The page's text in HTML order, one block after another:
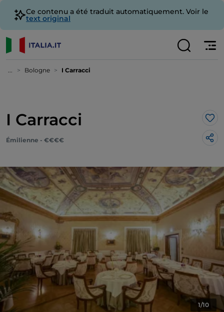
Ce contenu a été traduit automatiquement. Voir le
text original
... Bologne I Carracci
I Carracci
Émilienne - €€€€
1/10